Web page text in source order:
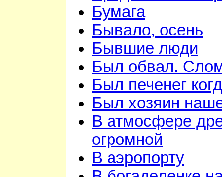
Бумага
Бывало, осень
Бывшие люди
Был обвал.
Был печенег
Был хозяин
В атмосфере
огромной
В аэропорту